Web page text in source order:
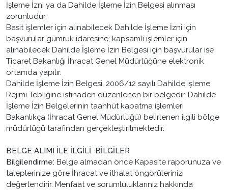
İşleme İzni ya da Dahilde İşleme İzin Belgesi alınması
zorunludur.
Basit işlemler için alınabilecek Dahilde İşleme İzni için
başvurular gümrük idaresine; kapsamlı işlemler için
alınabilecek Dahilde İşleme İzin Belgesi için başvurular ise
Ticaret Bakanlığı İhracat Genel Müdürlüğüne elektronik
ortamda yapılır.
Dahilde İşleme İzin Belgesi, 2006/12 sayılı Dahilde işleme
Rejimi Tebliğine istinaden düzenlenen bir belgedir. Dahilde
İşleme İzin Belgelerinin taahhüt kapatma işlemleri
Bakanlıkça (İhracat Genel Müdürlüğü) belirlenen ilgili bölge
müdürlüğü tarafından gerçekleştirilmektedir.
BELGE ALIMI İLE İLGİLİ BİLGİLER
Bilgilendirme: Belge almadan önce Kapasite raporunuza ve
taleplerinize göre İhracat ve ithalat öngörülerinizi
değerlendirir. Menfaat ve sorumluluklarınız hakkında